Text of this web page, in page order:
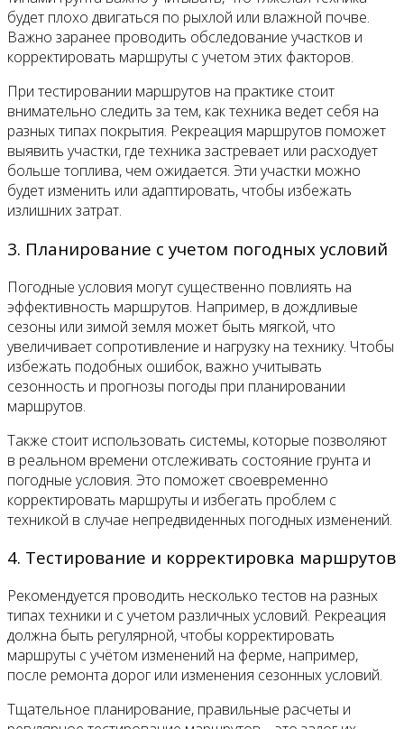
будет плохо двигаться по рыхлой или влажной почве.
Важно заранее проводить обследование участков и
корректировать маршруты с учетом этих факторов.
При тестировании маршрутов на практике стоит
внимательно следить за тем, как техника ведет себя на
разных типах покрытия. Рекреация маршрутов поможет
выявить участки, где техника застревает или расходует
больше топлива, чем ожидается. Эти участки можно
будет изменить или адаптировать, чтобы избежать
излишних затрат.
3. Планирование с учетом погодных условий
Погодные условия могут существенно повлиять на
эффективность маршрутов. Например, в дождливые
сезоны или зимой земля может быть мягкой, что
увеличивает сопротивление и нагрузку на технику. Чтобы
избежать подобных ошибок, важно учитывать
сезонность и прогнозы погоды при планировании
маршрутов.
Также стоит использовать системы, которые позволяют
в реальном времени отслеживать состояние грунта и
погодные условия. Это поможет своевременно
корректировать маршруты и избегать проблем с
техникой в случае непредвиденных погодных изменений.
4. Тестирование и корректировка маршрутов
Рекомендуется проводить несколько тестов на разных
типах техники и с учетом различных условий. Рекреация
должна быть регулярной, чтобы корректировать
маршруты с учётом изменений на ферме, например,
после ремонта дорог или изменения сезонных условий.
Тщательное планирование, правильные расчеты и